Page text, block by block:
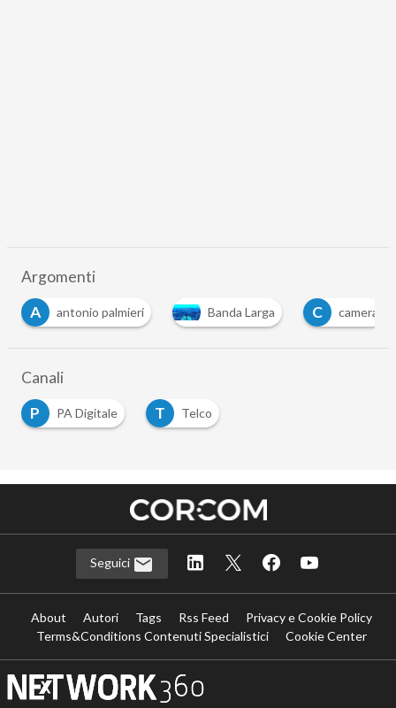
Argomenti
Banda Larga camera P
paolo gentiloni
Canali
P
PA Digitale T Telco
Seguici
About Autori Tags Rss Feed
Privacy e Cookie Policy
Terms&Conditions Contenuti Specialistici
Cookie Center